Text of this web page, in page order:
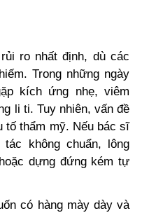
ro nhất định, dù các
Trong những ngày
kích ứng nhẹ, viêm
li ti. Tuy nhiên, vấn đề
tố thẩm mỹ. Nếu bác sĩ
không chuẩn, lông
dựng đứng kém tự
có hàng mày dày và